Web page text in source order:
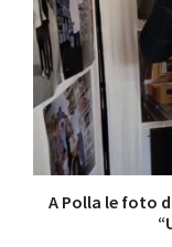
A Polla le foto